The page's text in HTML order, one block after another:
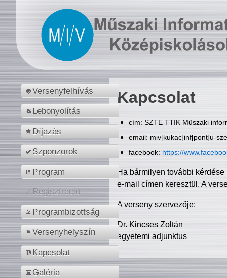
Versenyfelhívás
Lebonyolítás
Díjazás
Szponzorok
Program
Regisztráció
Programbizottság
Versenyhelyszín
Kapcsolat
Galéria
Kapcsolat
cím: SZTE TTIK Műszaki
email: miv[kukac]inf[pont]u-
facebook: https://
Ha bármilyen további
e-mail címen keresztül. A
A verseny szervezője:
Dr. Kincses Zoltán
egyetemi adjunktus